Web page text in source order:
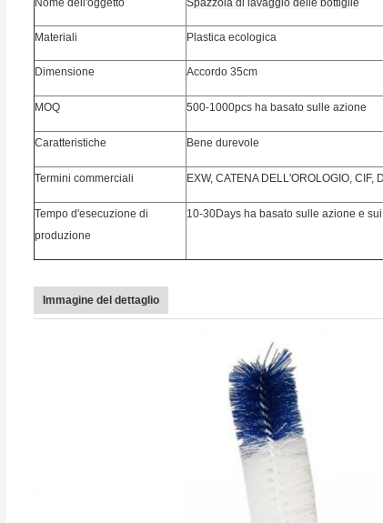
Nome dell'oggetto Spazzola di lavaggio delle bottiglie
Materiali Plastica ecologica
Dimensione Accordo 35cm
MOQ 500-1000pcs ha basato sulle azione
Caratteristiche Bene durevole
Termini commerciali EXW, CATENA DELL'OROLOGIO, CIF,
Tempo d'esecuzione di
produzione
10-30Days ha basato sulle azione e
Immagine del dettaglio